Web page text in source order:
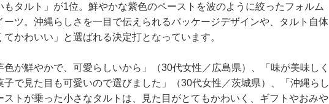
タルト」が1位。鮮やかな紫色のペーストを波のように絞ったフォルム
ツ。沖縄らしさを一目で伝えられるパッケージデザインや、タルト自体
かわいい」と選ばれる決定打となっています。
が鮮やかで、可愛らしいから」（30代女性／広島県）、「味が美味しく
で見た目も可愛いので選びました」（30代女性／茨城県）、「沖縄らし
トが乗った小さなタルトは、見た目がとてもかわいく、ギフトやおみや